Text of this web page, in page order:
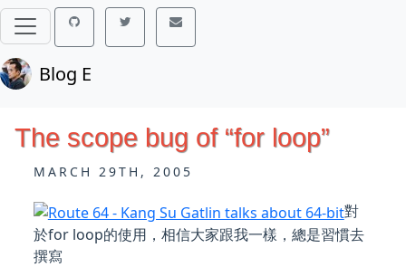
Blog E
The scope bug of “for loop”
MARCH 29TH, 2005
對
於for loop的使用，相信大家跟我一樣，總是習慣去
撰寫